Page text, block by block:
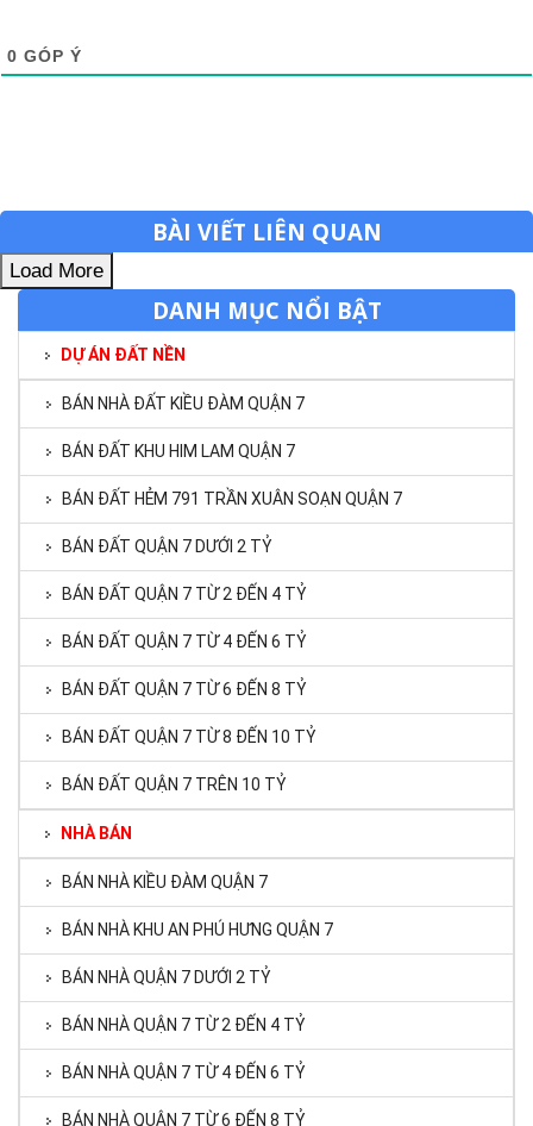
0 GÓP Ý
BÀI VIẾT LIÊN QUAN
Load More
DANH MỤC NỔI BẬT
DỰ ÁN ĐẤT NỀN
BÁN NHÀ ĐẤT KIỀU ĐÀM QUẬN 7
BÁN ĐẤT KHU HIM LAM QUẬN 7
BÁN ĐẤT HẺM 791 TRẦN XUÂN SOẠN QUẬN 7
BÁN ĐẤT QUẬN 7 DƯỚI 2 TỶ
BÁN ĐẤT QUẬN 7 TỪ 2 ĐẾN 4 TỶ
BÁN ĐẤT QUẬN 7 TỪ 4 ĐẾN 6 TỶ
BÁN ĐẤT QUẬN 7 TỪ 6 ĐẾN 8 TỶ
BÁN ĐẤT QUẬN 7 TỪ 8 ĐẾN 10 TỶ
BÁN ĐẤT QUẬN 7 TRÊN 10 TỶ
NHÀ BÁN
BÁN NHÀ KIỀU ĐÀM QUẬN 7
BÁN NHÀ KHU AN PHÚ HƯNG QUẬN 7
BÁN NHÀ QUẬN 7 DƯỚI 2 TỶ
BÁN NHÀ QUẬN 7 TỪ 2 ĐẾN 4 TỶ
BÁN NHÀ QUẬN 7 TỪ 4 ĐẾN 6 TỶ
BÁN NHÀ QUẬN 7 TỪ 6 ĐẾN 8 TỶ